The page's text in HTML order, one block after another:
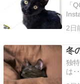
「
2日
冬
独
は･
お